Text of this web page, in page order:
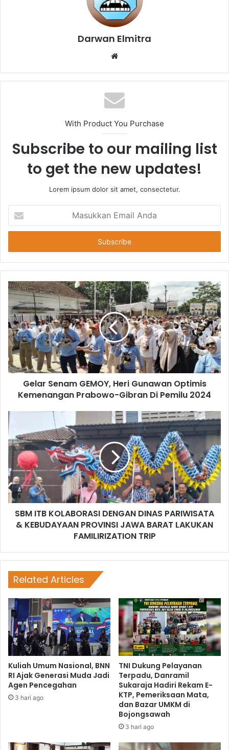
Darwan Elmitra
Website
With Product You Purchase
Subscribe to our mailing list
to get the new updates!
Lorem ipsum dolor sit amet, consectetur.
Email
Anda
Gelar Senam GEMOY, Heri Gunawan Optimis
Kemenangan Prabowo-Gibran Di Pemilu 2024
SBM ITB KOLABORASI DENGAN DINAS PARIWISATA
& KEBUDAYAAN PROVINSI JAWA BARAT LAKUKAN
FAMILIRIZATION TRIP
Related Articles
Kuliah Umum Nasional, BNN
RI Ajak Generasi Muda Jadi
Agen Pencegahan
3 hari ago
TNI Dukung Pelayanan
Terpadu, Danramil
Sukaraja Hadiri Rekam E-
KTP, Pemeriksaan Mata,
dan Bazar UMKM di
Bojongsawah
3 hari ago